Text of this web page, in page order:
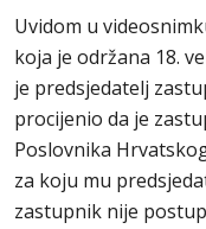
Uvidom u
koja je održana 18.
je predsjedatelj
procijenio da je
Poslovnika
za koju mu
zastupnik nije